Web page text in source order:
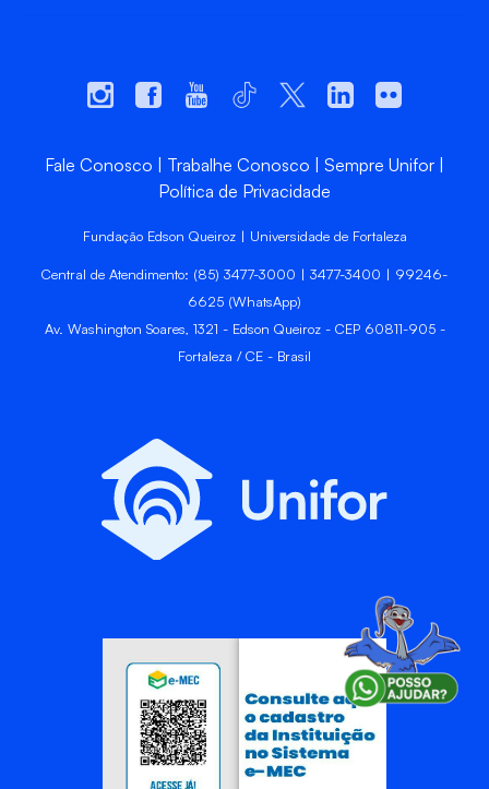
Fale Conosco Trabalhe Conosco
Sempre Unifor
Política de Privacidade
Fundação Edson Queiroz | Universidade de Fortaleza
Central de Atendimento: (85) 3477-3000 | 3477-3400 | 99246-
6625 (WhatsApp)
Av. Washington Soares, 1321 - Edson Queiroz - CEP 60811-905 -
Fortaleza / CE - Brasil